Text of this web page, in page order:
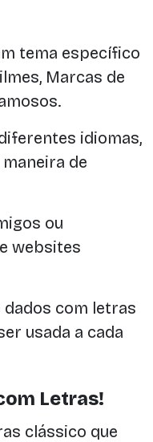
tema específico
Marcas de
idiomas,
de
ou
websites
dados com letras
usada a cada
Letras!
clássico que